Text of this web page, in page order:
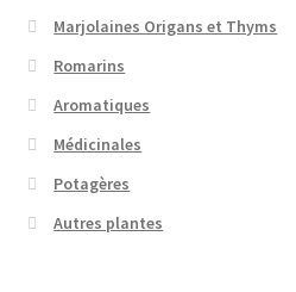
Marjolaines Origans et Thyms
Romarins
Aromatiques
Médicinales
Potagères
Autres plantes